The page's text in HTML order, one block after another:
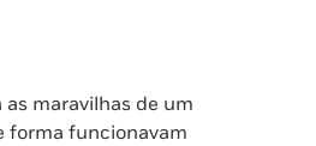
maravilhas de um
forma funcionavam